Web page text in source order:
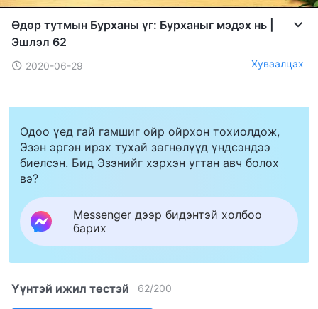
Өдөр тутмын Бурханы үг: Бурханыг мэдэх нь |
Эшлэл 62
2020-06-29 Хуваалцах
Одоо үед гай гамшиг ойр ойрхон тохиолдож,
Эзэн эргэн ирэх тухай зөгнөлүүд үндсэндээ
биелсэн. Бид Эзэнийг хэрхэн угтан авч болох
вэ?
Messenger дээр бидэнтэй холбоо
барих
Үүнтэй ижил төстэй 62/200